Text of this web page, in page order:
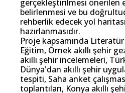
gerçekleştirilmesi önerilen
belirlenmesi ve bu
rehberlik edecek yol
hazırlanmasıdır.
Proje kapsamında Literatür
Eğitim, Örnek akıllı şehir
akıllı şehir incelemeleri,
Dünya'dan akıllı şehir
tespiti, Saha anket
toplantıları, Konya akıllı